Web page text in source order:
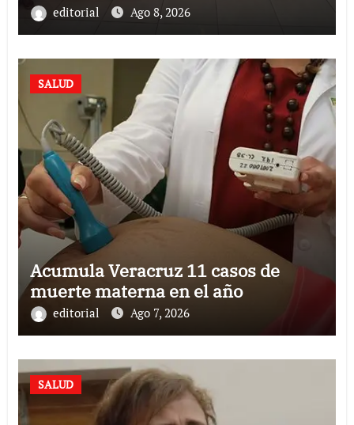
editorial Ago 8, 2026
SALUD
Acumula Veracruz 11 casos de
muerte materna en el año
editorial Ago 7, 2026
SALUD